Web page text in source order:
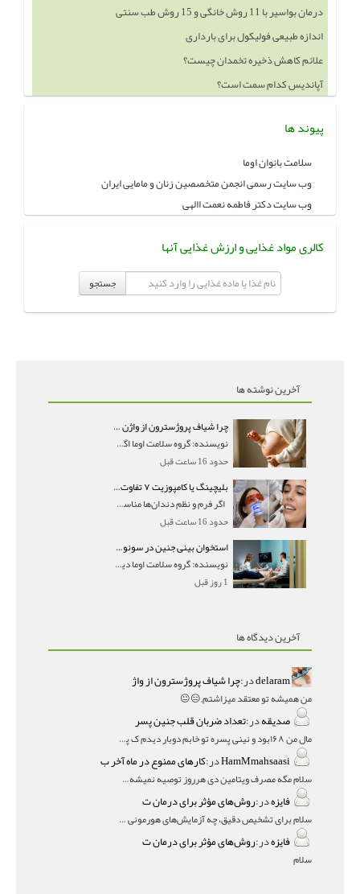
درمان بواسیر با 11 روش خانگی و 15 روش طب سنتی
اندازه طبیعی فولیکول برای بارداری
علائم کاهش ذخیره تخمدان چیست؟
آپاندیس کدام سمت است؟
پیوند ها
سلامت بانوان اوما
وب سایت رسمی انجمن متخصصین زنان و مامایی ایران
وب سایت دکتر فاطمه نعمت االهی
کالری مواد غذایی و ارزش غذایی آنها
جستجو
آخرین نوشته ها
چرا شیاف پروژسترون از واژن بیرون می‌ریزد؟ میزان جذب و زمان صحیح مصرف
نویسنده: گروه سلامت اوما اگر بعد از گذاشتن شیاف پر
حدود 16 ساعت قبل
بلیچینگ یا کامپوزیت ۷ تفاوت مهم برای انتخاب درست
اگر فرم و نظم دندان‌ها مناسب است و مشکل
حدود 16 ساعت قبل
استخوان بینی جنین در سونوگرافی؛ دیده نشدن یا دیر تشکیل شدن آن چه معنایی دارد؟
نویسنده: گروه سلامت اوما دیده نشدن استخوان بینی جن
1 روز قبل
آخرین دیدگاه ها
delaramدر:چرا شیاف پروژسترون از واژ
من همیشه تو معتقد میزاشتم,,😑😐
صدیقهدر:تعداد ضربان قلب جنین پسر
مال من ۱۶۸بود و نینی پسره تو خابم دوبار دیدم ک پسره
HamMmahsaasiدر:کارهای ممنوع در ماه آخر ب
سلام مگه مصرف ویتامین دی هرروز توصیه نمیشه؟درمقاله میگه
فایزهدر:روش‌های مؤثر برای درمان ت
سلام برای تشخیص دقیق، چه آزمایش‌های هورمونی و چه سونوگر
فایزهدر:روش‌های مؤثر برای درمان ت
سلام